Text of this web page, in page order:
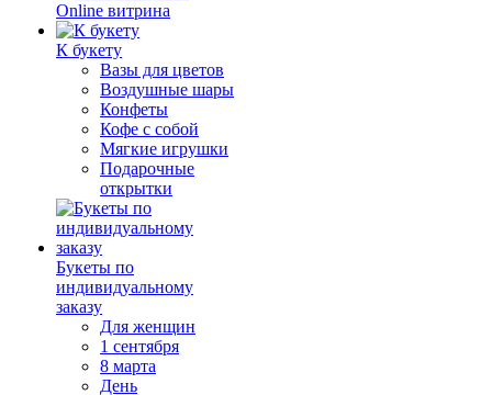
Online витрина
К букету
Вазы для цветов
Воздушные шары
Конфеты
Кофе с собой
Мягкие игрушки
Подарочные
открытки
Букеты по
индивидуальному
заказу
Для женщин
1 сентября
8 марта
День